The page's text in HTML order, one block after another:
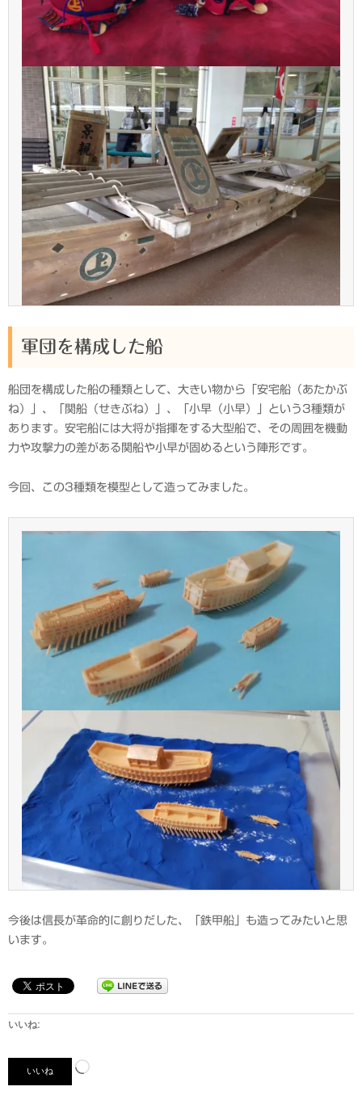
軍団を構成した船
船団を構成した船の種類として、大きい物から「安宅船（あたかぶ
ね）」、「関船（せきぶね）」、「小早（小早）」という3種類が
あります。安宅船には大将が指揮をする大型船で、その周囲を機動
力や攻撃力の差がある関船や小早が固めるという陣形です。
今回、この3種類を模型として造ってみました。
今後は信長が革命的に創りだした、「鉄甲船」も造ってみたいと思
います。
いいね:
いいね
読